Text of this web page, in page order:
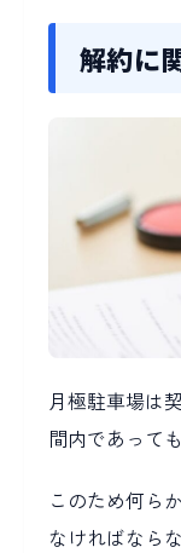
解約に
月極駐車場は
間内であっても
このため何ら
なければなら